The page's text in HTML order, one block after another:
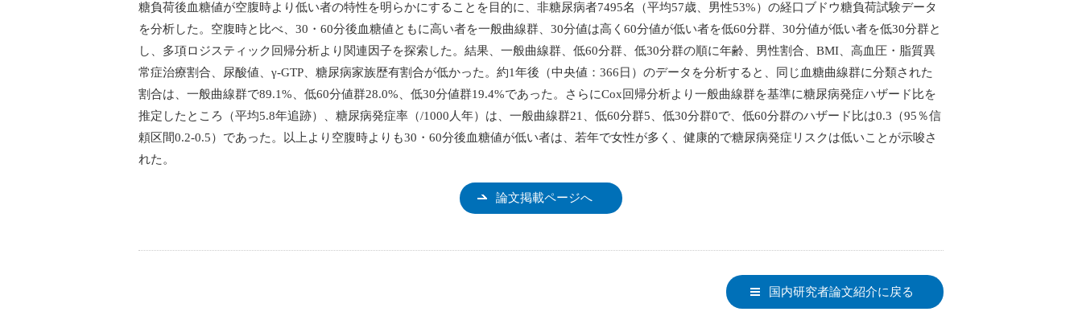
糖負荷後血糖値が空腹時より低い者の特性を明らかにすることを目的に、非糖尿病者7495名（平均57歳、男性53%）の経口ブドウ糖負荷試験データ
を分析した。空腹時と比べ、30・60分後血糖値ともに高い者を一般曲線群、30分値は高く60分値が低い者を低60分群、30分値が低い者を低30分群と
し、多項ロジスティック回帰分析より関連因子を探索した。結果、一般曲線群、低60分群、低30分群の順に年齢、男性割合、BMI、高血圧・脂質異
常症治療割合、尿酸値、γ-GTP、糖尿病家族歴有割合が低かった。約1年後（中央値：366日）のデータを分析すると、同じ血糖曲線群に分類された
割合は、一般曲線群で89.1%、低60分値群28.0%、低30分値群19.4%であった。さらにCox回帰分析より一般曲線群を基準に糖尿病発症ハザード比を
推定したところ（平均5.8年追跡）、糖尿病発症率（/1000人年）は、一般曲線群21、低60分群5、低30分群0で、低60分群のハザード比は0.3（95％信
頼区間0.2-0.5）であった。以上より空腹時よりも30・60分後血糖値が低い者は、若年で女性が多く、健康的で糖尿病発症リスクは低いことが示唆さ
れた。
論文掲載ページへ
国内研究者論文紹介に戻る